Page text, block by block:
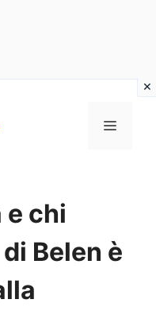
MENU
e chi
Belen è